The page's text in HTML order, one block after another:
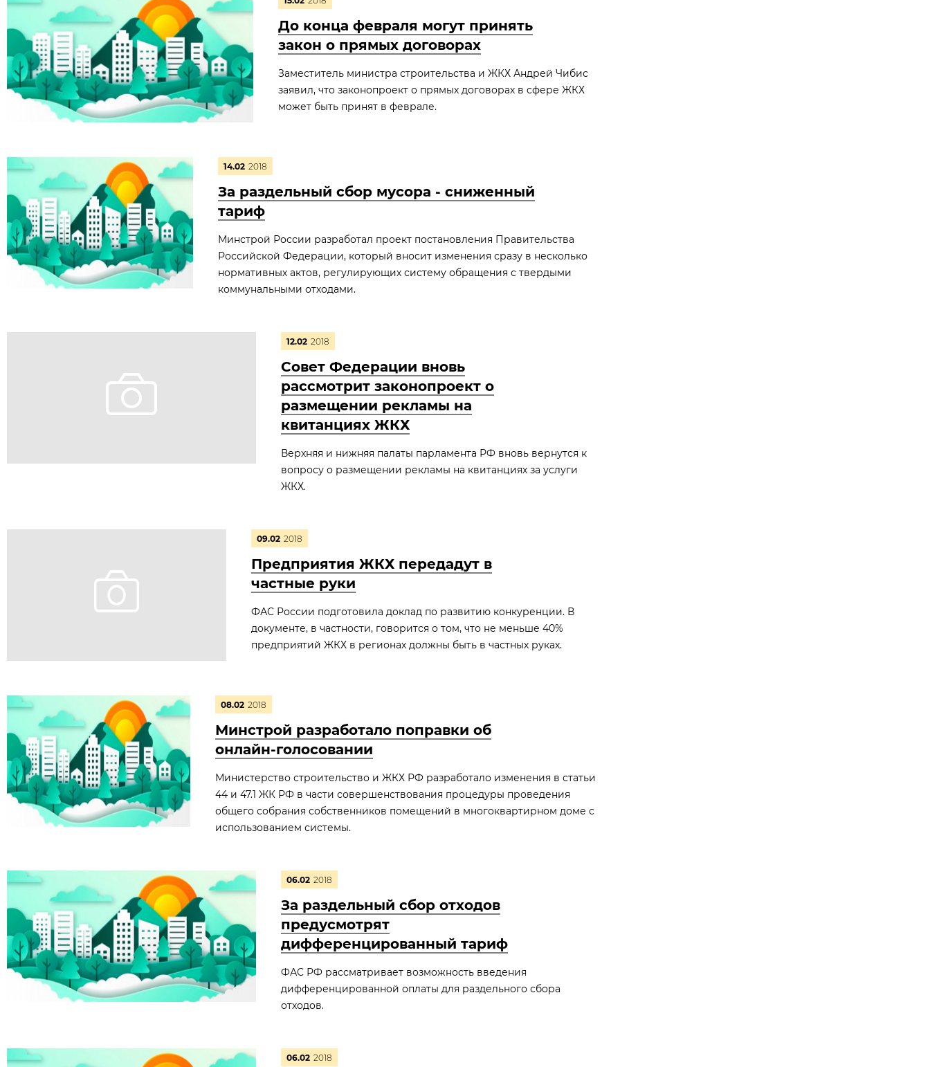
До конца февраля могут принять
закон о прямых договорах
Заместитель министра строительства и ЖКХ Андрей Чибис
заявил, что законопроект о прямых договорах в сфере ЖКХ
может быть принят в феврале.
14.02 2018
За раздельный сбор мусора - сниженный
тариф
Минстрой России разработал проект постановления Правительства
Российской Федерации, который вносит изменения сразу в несколько
нормативных актов, регулирующих систему обращения с твердыми
коммунальными отходами.
12.02 2018
Совет Федерации вновь
рассмотрит законопроект о
размещении рекламы на
квитанциях ЖКХ
Верхняя и нижняя палаты парламента РФ вновь вернутся к
вопросу о размещении рекламы на квитанциях за услуги
ЖКХ.
09.02 2018
Предприятия ЖКХ передадут в
частные руки
ФАС России подготовила доклад по развитию конкуренции. В
документе, в частности, говорится о том, что не меньше 40%
предприятий ЖКХ в регионах должны быть в частных руках.
08.02 2018
Минстрой разработало поправки об
онлайн-голосовании
Министерство строительство и ЖКХ РФ разработало изменения в статьи
44 и 47.1 ЖК РФ в части совершенствования процедуры проведения
общего собрания собственников помещений в многоквартирном доме с
использованием системы.
06.02 2018
За раздельный сбор отходов
предусмотрят
дифференцированный тариф
ФАС РФ рассматривает возможность введения
дифференцированной оплаты для раздельного сбора
отходов.
06.02 2018